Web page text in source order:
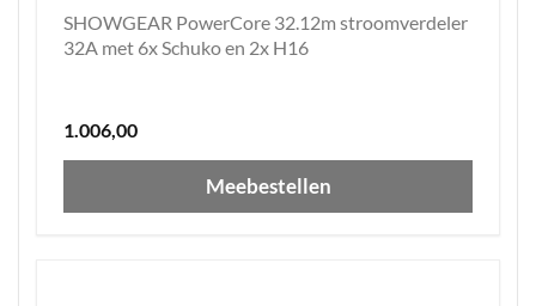
SHOWGEAR PowerCore 32.12m stroomverdeler
32A met 6x Schuko en 2x H16
1.006,00
Meebestellen